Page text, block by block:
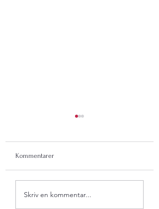
No limits.
Kommentarer
Skriv en kommentar...